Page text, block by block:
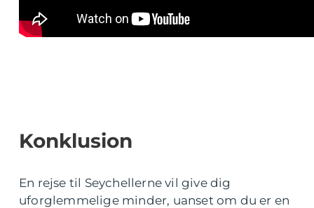
Konklusion
En rejse til Seychellerne vil give dig
uforglemmelige minder, uanset om du er en